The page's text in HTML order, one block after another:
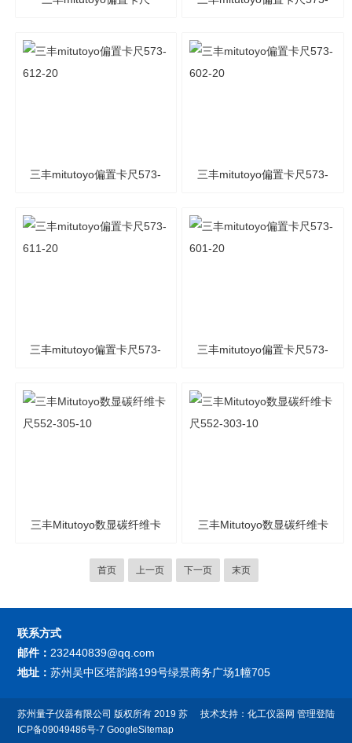
三丰mitutoyo偏置卡尺573- 三丰mitutoyo偏置卡尺573-
三丰mitutoyo偏置卡尺573- 三丰mitutoyo偏置卡尺573-
三丰Mitutoyo数显碳纤维卡
尺552-305-10
三丰Mitutoyo数显碳纤维卡
尺552-303-10
首页 上一页 下一页 末页
联系方式
邮件： 232440839@qq.com
地址：苏州吴中区塔韵路199号绿景商务广场1幢705
技术支持： 化工仪器网 管理登陆
苏州量子仪器有限公司 版权所有 2019苏
ICP备09049486号-7 GoogleSitemap